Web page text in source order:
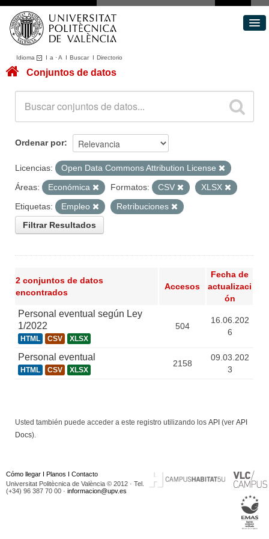
Idioma I a ·A I BuscarI Directorio
Conjuntos de datos
Acerca de
Portal de Transparencia
Conjuntos de datos
Ordenar por
Licencias:
Open Data Commons Attribution License
Áreas:
Económica Formatos: CSV
XLSX
Etiquetas:
Empleo
Retribuciones
Filtrar Resultados
2 conjuntos de datos
encontrados
Accesos
Fecha de
actualizaci
ón
Personal eventual según Ley
1/2022
HTML CSV XLSX
504
16.06.202
6
Personal eventual
HTML CSV XLSX
2158
09.03.202
3
Usted también puede acceder a este registro utilizando los API (ver API
Docs).
Cómo llegar I Planos I Contacto
Universitat Politècnica de València © 2012 · Tel.
(+34) 96 387 70 00 · informacion@upv.es